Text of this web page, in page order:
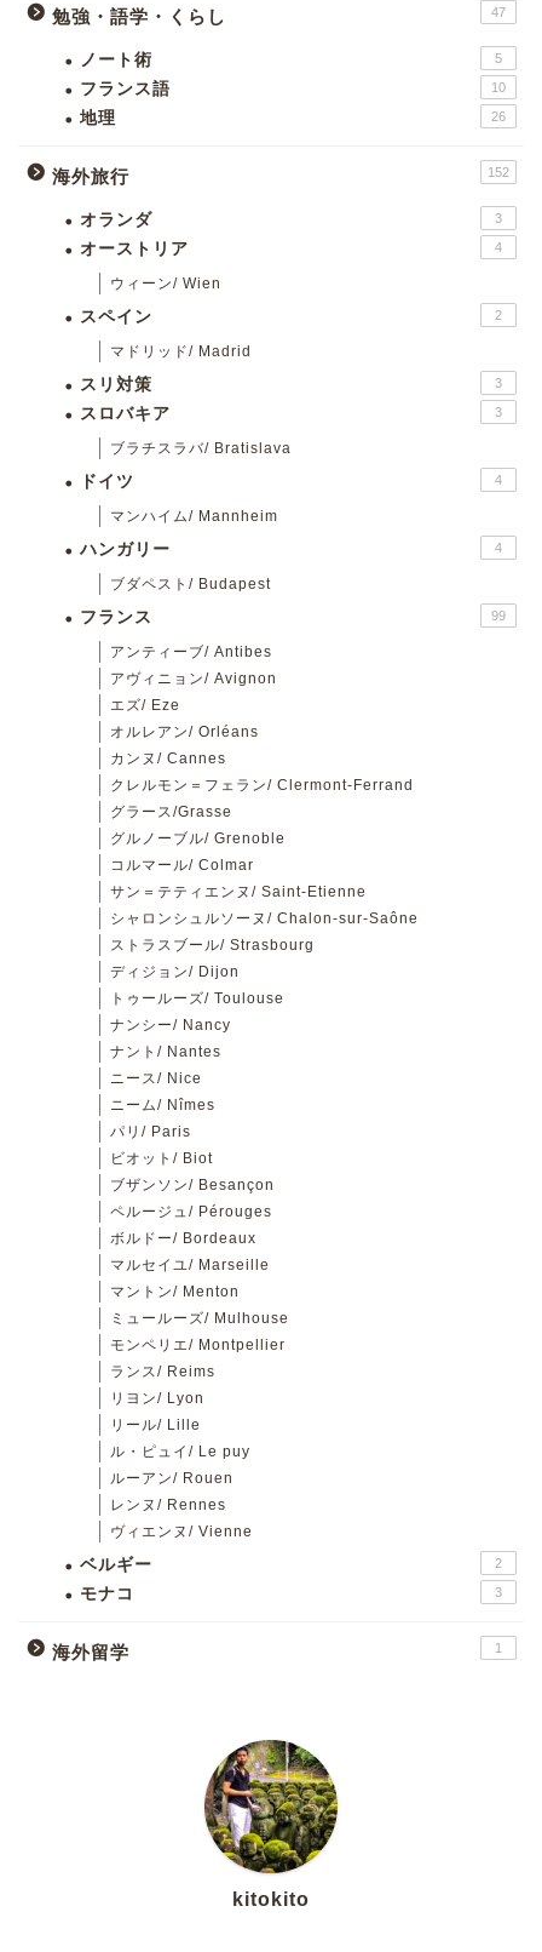
勉強・語学・くらし 47
ノート術 5
フランス語 10
地理 26
海外旅行 152
オランダ 3
オーストリア 4
ウィーン/ Wien
スペイン 2
マドリッド/ Madrid
スリ対策 3
スロバキア 3
ブラチスラバ/ Bratislava
ドイツ 4
マンハイム/ Mannheim
ハンガリー 4
ブダペスト/ Budapest
フランス 99
アンティーブ/ Antibes
アヴィニョン/ Avignon
エズ/ Eze
オルレアン/ Orléans
カンヌ/ Cannes
クレルモン＝フェラン/ Clermont-Ferrand
グラース/Grasse
グルノーブル/ Grenoble
コルマール/ Colmar
サン＝テティエンヌ/ Saint-Etienne
シャロンシュルソーヌ/ Chalon-sur-Saône
ストラスブール/ Strasbourg
ディジョン/ Dijon
トゥールーズ/ Toulouse
ナンシー/ Nancy
ナント/ Nantes
ニース/ Nice
ニーム/ Nîmes
パリ/ Paris
ビオット/ Biot
ブザンソン/ Besançon
ペルージュ/ Pérouges
ボルドー/ Bordeaux
マルセイユ/ Marseille
マントン/ Menton
ミュールーズ/ Mulhouse
モンペリエ/ Montpellier
ランス/ Reims
リヨン/ Lyon
リール/ Lille
ル・ピュイ/ Le puy
ルーアン/ Rouen
レンヌ/ Rennes
ヴィエンヌ/ Vienne
ベルギー 2
モナコ 3
海外留学 1
kitokito